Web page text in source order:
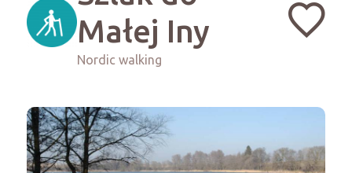
Małej Iny
Nordic walking